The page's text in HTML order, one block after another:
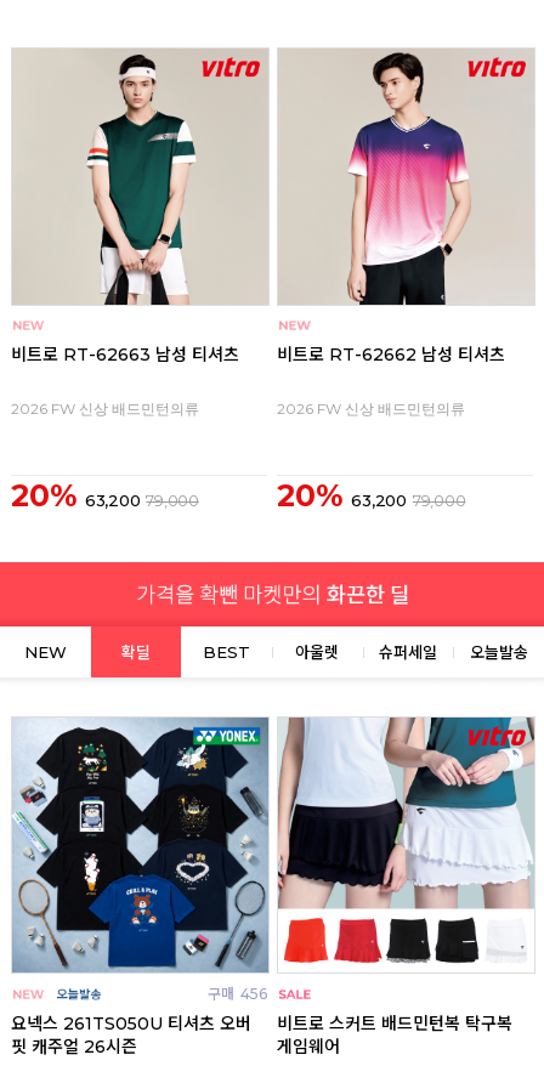
비트로 RT-62663 남성 티셔츠
2026 FW 신상 배드민턴의류
20% 63,200 79,000
비트로 RT-62662 남성 티셔츠
2026 FW 신상 배드민턴의류
20% 63,200 79,000
NEW 확딜 BEST 아울렛 슈퍼세일 오늘발송
구매 456
요넥스 261TS050U 티셔츠 오버
핏 캐주얼 26시즌
비트로 스커트 배드민턴복 탁구복
게임웨어